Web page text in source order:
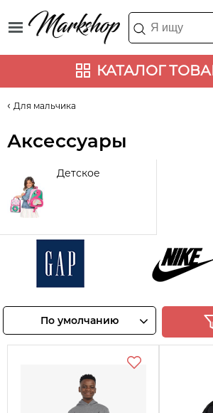
КАТАЛОГ
Для мальчика
Аксессуары
Детское
Смотреть
товары
По умолчанию